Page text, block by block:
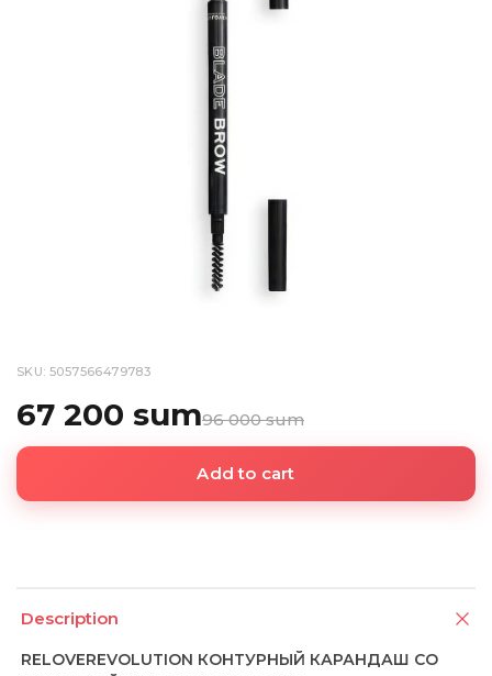
SKU: 5057566479783
67 200 sum96 000 sum
Add to cart
Description
RELOVEREVOLUTION КОНТУРНЫЙ КАРАНДАШ СО